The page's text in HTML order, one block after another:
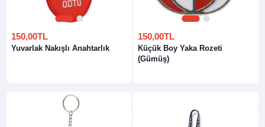
1 2
150,00TL
Yuvarlak Nakışlı Anahtarlık
1 2
150,00TL
Küçük Boy Yaka Rozeti
(Gümüş)